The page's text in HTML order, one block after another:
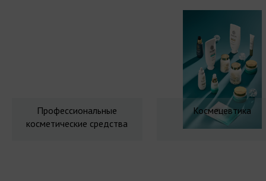
Профессиональные
косметические средства
Космецевтика